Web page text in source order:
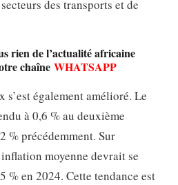
des transports et de
rien de l’actualité africaine
chaîne WHATSAPP
s’est également amélioré. Le
à 0,6 % au deuxième
% précédemment. Sur
moyenne devrait se
% en 2024. Cette tendance est